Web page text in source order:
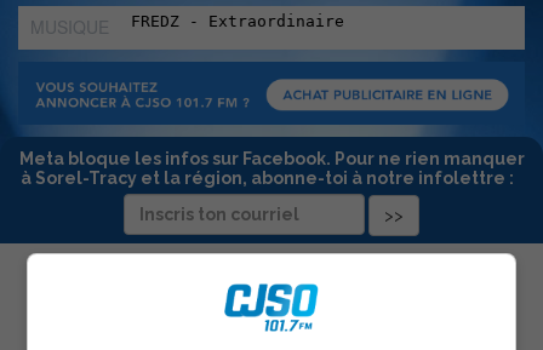
MUSIQUE
:
Meta bloque les infos sur Facebook. Pour ne rien manquer
à Sorel-Tracy et la région, abonne-toi à notre infolettre :
GENEVIÈVE THIBAULT/LES VINS DE JESSICA